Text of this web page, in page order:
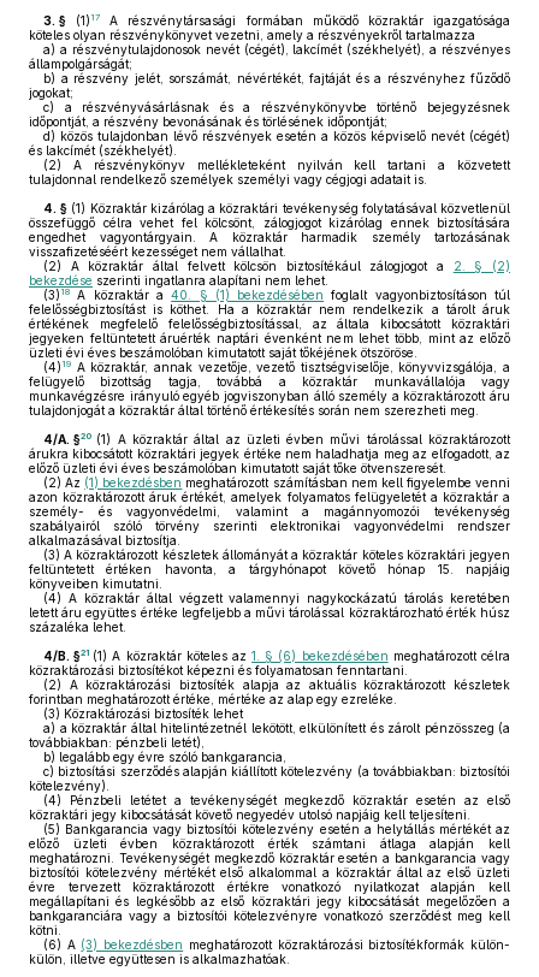
3. § (1) 17
A részvénytársasági formában működő közraktár igazgatósága
köteles olyan részvénykönyvet vezetni, amely a részvényekről tartalmazza
a) a részvénytulajdonosok nevét (cégét), lakcímét (székhelyét), a részvényes
állampolgárságát;
b) a részvény jelét, sorszámát, névértékét, fajtáját és a részvényhez fűződő
jogokat;
c) a részvényvásárlásnak és a részvénykönyvbe történő bejegyzésnek
időpontját, a részvény bevonásának és törlésének időpontját;
d) közös tulajdonban lévő részvények esetén a közös képviselő nevét (cégét)
és lakcímét (székhelyét).
(2) A részvénykönyv mellékleteként nyilván kell tartani a közvetett
tulajdonnal rendelkező személyek személyi vagy cégjogi adatait is.
4. § (1) Közraktár kizárólag a közraktári tevékenység folytatásával közvetlenül
összefüggő célra vehet fel kölcsönt, zálogjogot kizárólag ennek biztosítására
engedhet vagyontárgyain. A közraktár harmadik személy tartozásának
visszafizetéséért kezességet nem vállalhat.
(2) A közraktár által felvett kölcsön biztosítékául zálogjogot a
2. § (2)
bekezdése szerinti ingatlanra alapítani nem lehet.
(3) 18 A közraktár a40. § (1) bekezdésében foglalt vagyonbiztosításon túl
felelősségbiztosítást is köthet. Ha a közraktár nem rendelkezik a tárolt áruk
értékének megfelelő felelősségbiztosítással, az általa kibocsátott közraktári
jegyeken feltüntetett áruérték naptári évenként nem lehet több, mint az előző
üzleti évi éves beszámolóban kimutatott saját tőkéjének ötszöröse.
(4) 19 A közraktár, annak vezetője, vezető tisztségviselője, könyvvizsgálója, a
felügyelő bizottság tagja, továbbá a közraktár munkavállalója vagy
munkavégzésre irányuló egyéb jogviszonyban álló személy a közraktározott áru
tulajdonjogát a közraktár által történő értékesítés során nem szerezheti meg.
4/A. §20 (1) A közraktár által az üzleti évben művi tárolással közraktározott
árukra kibocsátott közraktári jegyek értéke nem haladhatja meg az elfogadott, az
előző üzleti évi éves beszámolóban kimutatott saját tőke ötvenszeresét.
(2) Az (1) bekezdésben meghatározott számításban nem kell figyelembe venni
azon közraktározott áruk értékét, amelyek folyamatos felügyeletét a közraktár a
személy- és vagyonvédelmi, valamint a magánnyomozói tevékenység
szabályairól szóló törvény szerinti elektronikai vagyonvédelmi rendszer
alkalmazásával biztosítja.
(3) A közraktározott készletek állományát a közraktár köteles közraktári jegyen
feltüntetett értéken havonta, a tárgyhónapot követő hónap 15. napjáig
könyveiben kimutatni.
(4) A közraktár által végzett valamennyi nagykockázatú tárolás keretében
letett áru együttes értéke legfeljebb a művi tárolással közraktározható érték húsz
százaléka lehet.
4/B. §21 (1) A közraktár köteles az1. § (6) bekezdésében meghatározott célra
közraktározási biztosítékot képezni és folyamatosan fenntartani.
(2) A közraktározási biztosíték alapja az aktuális közraktározott készletek
forintban meghatározott értéke, mértéke az alap egy ezreléke.
(3) Közraktározási biztosíték lehet
a) a közraktár által hitelintézetnél lekötött, elkülönített és zárolt pénzösszeg (a
továbbiakban: pénzbeli letét),
b) legalább egy évre szóló bankgarancia,
c) biztosítási szerződés alapján kiállított kötelezvény (a továbbiakban: biztosítói
kötelezvény).
(4) Pénzbeli letétet a tevékenységét megkezdő közraktár esetén az első
közraktári jegy kibocsátását követő negyedév utolsó napjáig kell teljesíteni.
(5) Bankgarancia vagy biztosítói kötelezvény esetén a helytállás mértékét az
előző üzleti évben közraktározott érték számtani átlaga alapján kell
meghatározni. Tevékenységét megkezdő közraktár esetén a bankgarancia vagy
biztosítói kötelezvény mértékét első alkalommal a közraktár által az első üzleti
évre tervezett közraktározott értékre vonatkozó nyilatkozat alapján kell
megállapítani és legkésőbb az első közraktári jegy kibocsátását megelőzően a
bankgaranciára vagy a biztosítói kötelezvényre vonatkozó szerződést meg kell
kötni.
(6) A (3) bekezdésben meghatározott közraktározási biztosítékformák külön-
külön, illetve együttesen is alkalmazhatóak.